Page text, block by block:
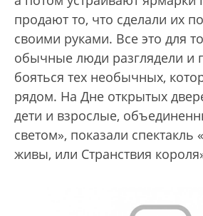
продают то, что сделали их
своими руками. Все это для
обычные люди разглядели и
бояться тех необычных,
рядом. На Дне открытых
дети и взрослые,
светом», показали
живы, или Странствия